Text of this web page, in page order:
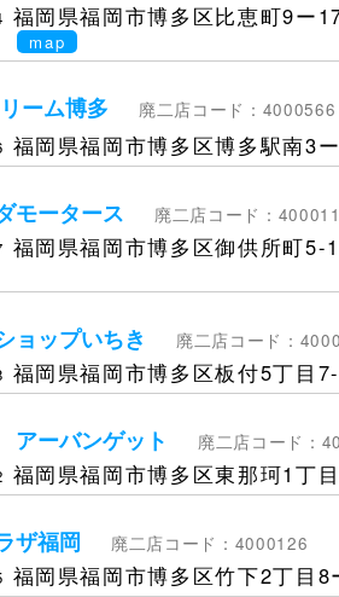
福岡県福岡市博多区比恵町9ー
map
ーム博多
廃二店コード：4000566
福岡県福岡市博多区博多駅南3
モータース
廃二店コード：
福岡県福岡市博多区御供所町5-
ョップいちき
廃二店コード：
福岡県福岡市博多区板付5丁目
ーバンゲット
廃二店コード：
福岡県福岡市博多区東那珂1丁
ザ福岡
廃二店コード：4000126
福岡県福岡市博多区竹下2丁目8